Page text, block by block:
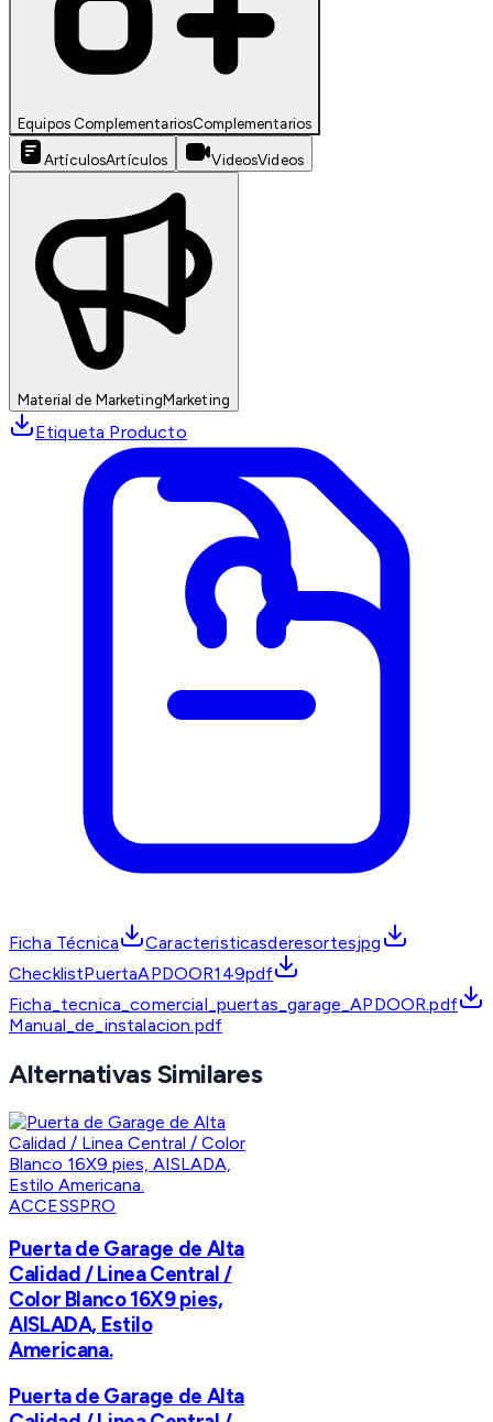
Equipos ComplementariosComplementarios
ArtículosArtículos VideosVideos
Material de MarketingMarketing
Etiqueta Producto
Ficha Técnica
Caracteristicasderesortesjpg
ChecklistPuertaAPDOOR149pdf
Ficha_tecnica_comercial_puertas_garage_APDOOR.pdf
Manual_de_instalacion.pdf
Alternativas Similares
ACCESSPRO
Puerta de Garage de Alta
Calidad / Linea Central /
Color Blanco 16X9 pies,
AISLADA, Estilo
Americana.
Puerta de Garage de Alta